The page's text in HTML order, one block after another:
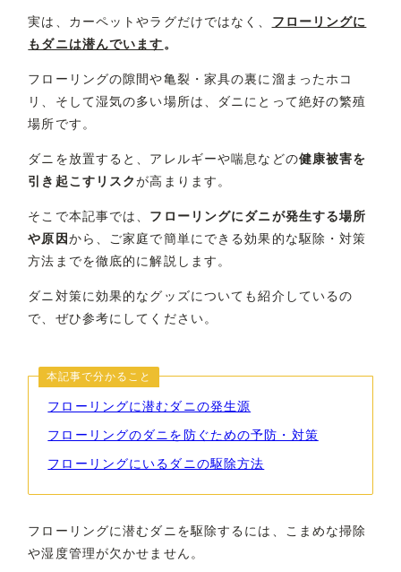
実は、カーペットやラグだけではなく、 フローリングに
もダニは潜んでいます。
フローリングの隙間や亀裂・家具の裏に溜まったホコ
リ、そして湿気の多い場所は、ダニにとって絶好の繁殖
場所です。
ダニを放置すると、アレルギーや喘息などの健康被害を
引き起こすリスクが高まります。
そこで本記事では、 フローリングにダニが発生する場所
や原因から、ご家庭で簡単にできる効果的な駆除・対策
方法までを徹底的に解説します。
ダニ対策に効果的なグッズについても紹介しているの
で、ぜひ参考にしてください。
本記事で分かること
フローリングに潜むダニの発生源
フローリングのダニを防ぐための予防・対策
フローリングにいるダニの駆除方法
フローリングに潜むダニを駆除するには、こまめな掃除
や湿度管理が欠かせません。